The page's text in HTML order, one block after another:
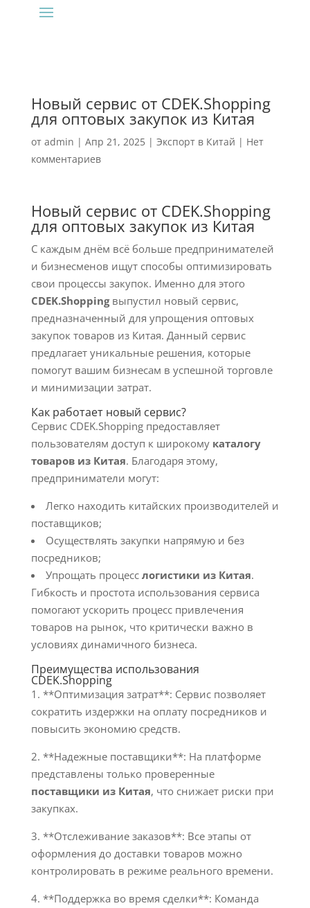
Новый сервис от CDEK.Shopping
для оптовых закупок из Китая
от admin | Апр 21, 2025| Экспорт в Китай | Нет
комментариев
Новый сервис от CDEK.Shopping
для оптовых закупок из Китая
С каждым днём всё больше предпринимателей
и бизнесменов ищут способы оптимизировать
свои процессы закупок. Именно для этого
CDEK.Shoppingвыпустил новый сервис,
предназначенный для упрощения оптовых
закупок товаров из Китая. Данный сервис
предлагает уникальные решения, которые
помогут вашим бизнесам в успешной торговле
и минимизации затрат.
Как работает новый сервис?
Сервис CDEK.Shopping предоставляет
пользователям доступ к широкому каталогу
товаров из Китая. Благодаря этому,
предприниматели могут:
Легко находить китайских производителей и
поставщиков;
Осуществлять закупки напрямую и без
посредников;
Упрощать процесс логистики из Китая.
Гибкость и простота использования сервиса
помогают ускорить процесс привлечения
товаров на рынок, что критически важно в
условиях динамичного бизнеса.
Преимущества использования
CDEK.Shopping
1. **Оптимизация затрат**: Сервис позволяет
сократить издержки на оплату посредников и
повысить экономию средств.
2. **Надежные поставщики**: На платформе
представлены только проверенные
поставщики из Китая, что снижает риски при
закупках.
3. **Отслеживание заказов**: Все этапы от
оформления до доставки товаров можно
контролировать в режиме реального времени.
4. **Поддержка во время сделки**: Команда